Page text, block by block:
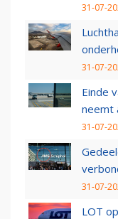
31-07-
31-07-
Einde
neemt
31-07-
31-07-
LOT